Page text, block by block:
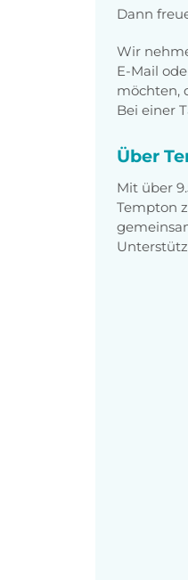
Dann
Wir
E-Mail
möchten,
Bei einer
Über
Mit über
Tempton